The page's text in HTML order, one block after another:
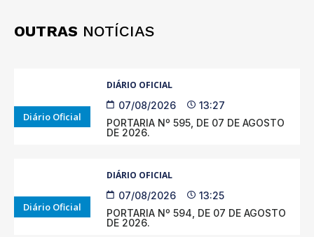
OUTRAS NOTÍCIAS
Diário Oficial
DIÁRIO OFICIAL
07/08/2026
13:27
PORTARIA Nº 595, DE 07 DE AGOSTO
DE 2026.
Diário Oficial
DIÁRIO OFICIAL
07/08/2026
13:25
PORTARIA Nº 594, DE 07 DE AGOSTO
DE 2026.